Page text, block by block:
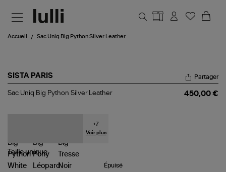
Accueil Sac Uniq Big Python Silver Leather
SISTA PARIS
Sac
Partager
Sac Uniq Big Python Silver Leather 450,00 €
+7
Voir plus
Tailleunique
Épuisé